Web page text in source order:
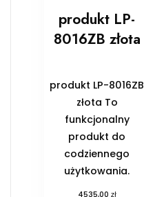
produkt LP-
8016ZB złota
produkt LP-8016ZB
złota To
funkcjonalny
produkt do
codziennego
użytkowania.
4535,00 zł